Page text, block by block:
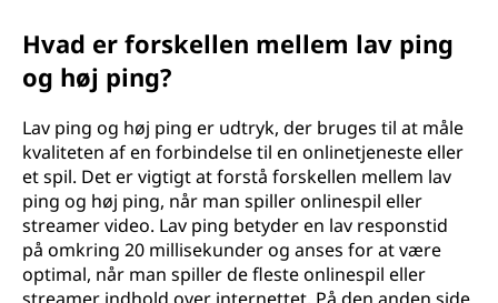
Hvad er forskellen mellem lav ping
og høj ping?
Lav ping og høj ping er udtryk, der bruges til at måle
kvaliteten af en forbindelse til en onlinetjeneste eller
et spil. Det er vigtigt at forstå forskellen mellem lav
ping og høj ping, når man spiller onlinespil eller
streamer video. Lav ping betyder en lav responstid
på omkring 20 millisekunder og anses for at være
optimal, når man spiller de fleste onlinespil eller